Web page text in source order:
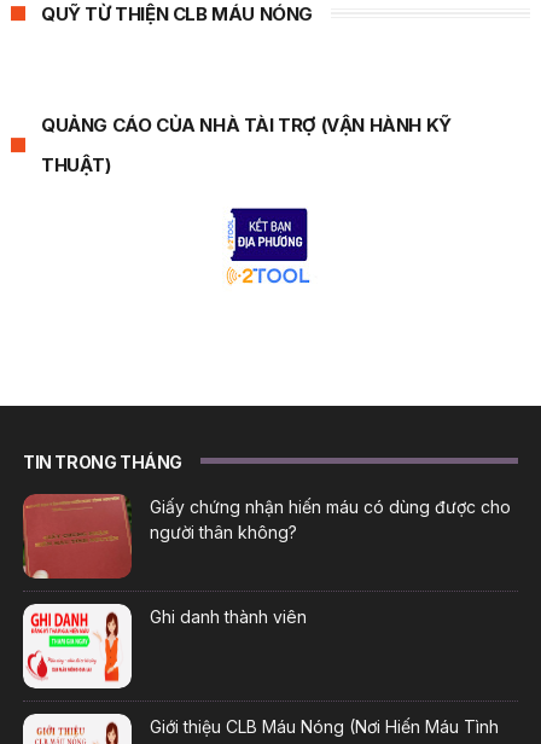
QUỸ TỪ THIỆN CLB MÁU NÓNG
QUẢNG CÁO CỦA NHÀ TÀI TRỢ (VẬN HÀNH KỸ
THUẬT)
TIN TRONG THÁNG
Giấy chứng nhận hiến máu có dùng được cho
người thân không?
Ghi danh thành viên
Giới thiệu CLB Máu Nóng (Nơi Hiến Máu Tình